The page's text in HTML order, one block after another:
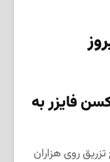
فایزر به
روی هزاران